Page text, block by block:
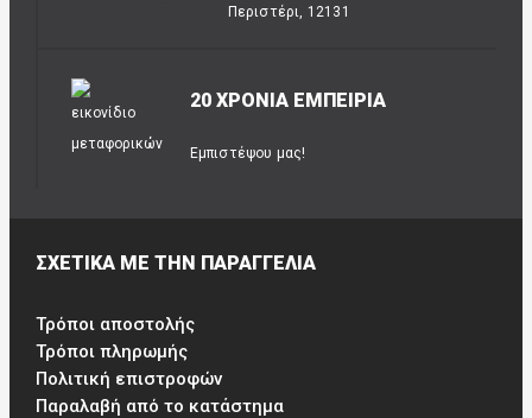
Περιστέρι, 12131
20 ΧΡΟΝΙΑ ΕΜΠΕΙΡΙΑ
Εμπιστέψου μας!
ΣΧΕΤΙΚΑ ΜΕ ΤΗΝ ΠΑΡΑΓΓΕΛΙΑ
Τρόποι αποστολής
Τρόποι πληρωμής
Πολιτική επιστροφών
Παραλαβή από το κατάστημα